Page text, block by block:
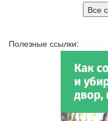
Все
Полезные ссылки: